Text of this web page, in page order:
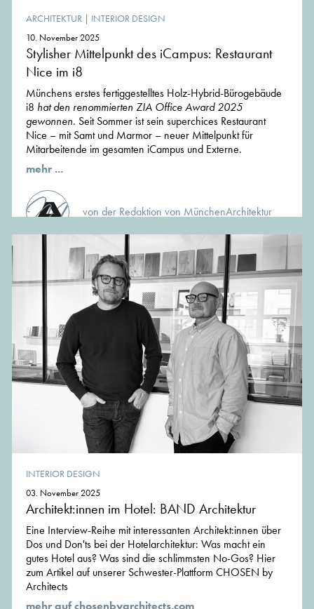
ARCHITEKTUR | INTERIOR DESIGN
10. November 2025
Stylisher Mittelpunkt des iCampus: Restaurant
Nice im i8
Münchens erstes fertiggestelltes Holz-Hybrid-Bürogebäude
i8 hat den renommierten ZIA Office Award 2025
gewonnen. Seit Sommer ist sein superchices Restaurant
Nice – mit Samt und Marmor – neuer Mittelpunkt für
Mitarbeitende im gesamten iCampus und Externe.
mehr ...
von der Redaktion von MünchenArchitektur
INTERIOR DESIGN
03. November 2025
Architekt:innen im Hotel: BAND Architektur
Eine Interview-Reihe mit interessanten Architekt:innen über
Dos und Don'ts bei der Hotelarchitektur: Was macht ein
gutes Hotel aus? Was sind die schlimmsten No-Gos? Hier
zum Artikel auf unserer Schwester-Plattform CHOSEN by
Architects
mehr auf chosenbyarchitects.com